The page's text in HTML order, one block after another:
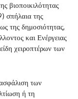
βιοποικιλότητας
σπήλαια της
της δημοσιότητας,
και Ενέργειας
χειροπτέρων των
των
ή τη